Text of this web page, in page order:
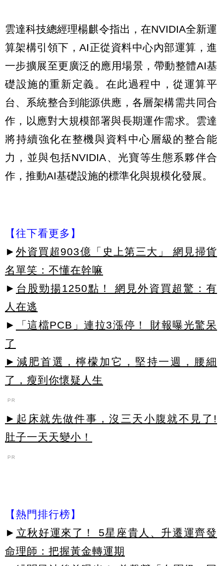
雲達科技總經理楊麒令指出，在NVIDIA全新運
算架構引領下，AI正從資料中心內部運算，進
一步擴展至更廣泛的應用場景，帶動整體AI基
礎設施的重新定義。在此過程中，從運算平
台、系統整合到能源供應，各層架構需共同合
作，以應對大規模部署與長期運作需求。雲達
將持續強化在整機與資料中心層級的整合能
力，並與包括NVIDIA、光寶等生態系夥伴合
作，推動AI基礎設施的標準化與規模化發展。
【往下看更多】
► 外資買超903億「史上第三大」 網見掃貨
名單笑：不懂在幹嘛
► 台股勁揚1250點！ 網見外資買超驚：有
人在逃
►
「這檔PCB」連拉3漲停！ 財報曝光驚呆
了
►減肥首選，檸檬加它，堅持一週，腰細
了，瘦到你懷疑人生
PR
►起床就先做件事，沒三天小腹就不見了!
肚子一天天變小！
PR
【熱門排行榜】
► 立秋好運來了！ 5星座貴人、升遷運齊發
命理師：把握黃金轉運期